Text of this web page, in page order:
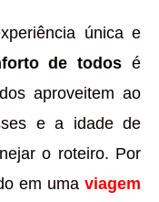
única e
de todos é
aproveitem ao
e a idade de
o roteiro. Por
em uma viagem